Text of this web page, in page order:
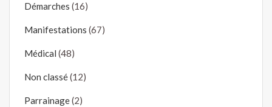
Démarches (16)
Manifestations (67)
Médical (48)
Non classé(12)
Parrainage(2)